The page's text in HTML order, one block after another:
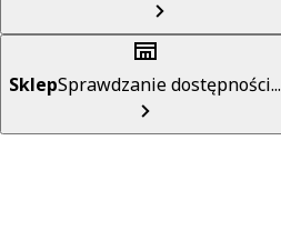
SklepSprawdzanie dostępności...